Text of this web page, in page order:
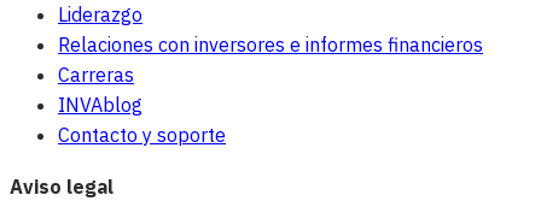
Liderazgo
Relaciones con inversores e informes financieros
Carreras
INVAblog
Contacto y soporte
Aviso legal